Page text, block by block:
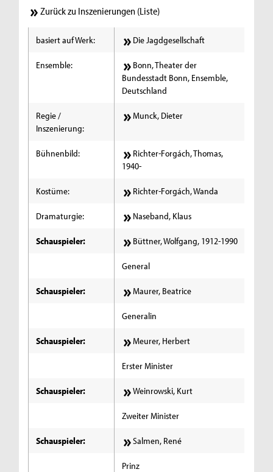
Zurück zu Inszenierungen (Liste)
basiert auf Werk: Die Jagdgesellschaft
Ensemble:
Bonn, Theater der
Bundesstadt Bonn, Ensemble,
Deutschland
Regie /
Inszenierung:
Munck, Dieter
Bühnenbild:
Richter-Forgách, Thomas,
1940-
Kostüme: Richter-Forgách, Wanda
Dramaturgie: Naseband, Klaus
Schauspieler: Büttner, Wolfgang, 1912-1990
General
Schauspieler: Maurer, Beatrice
Generalin
Schauspieler: Meurer, Herbert
Erster Minister
Schauspieler: Weinrowski, Kurt
Zweiter Minister
Schauspieler: Salmen, René
Prinz